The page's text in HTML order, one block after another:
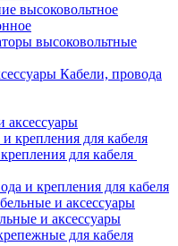
высоковольтное
высоковольтные
Кабели, провода
аксессуары
для кабеля
и крепления для кабеля
и аксессуары